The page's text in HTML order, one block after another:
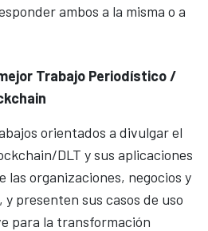
ambos a la misma o a
Trabajo Periodístico /
orientados a divulgar el
DLT y sus aplicaciones
las organizaciones, negocios y
presenten sus casos de uso
para la transformación